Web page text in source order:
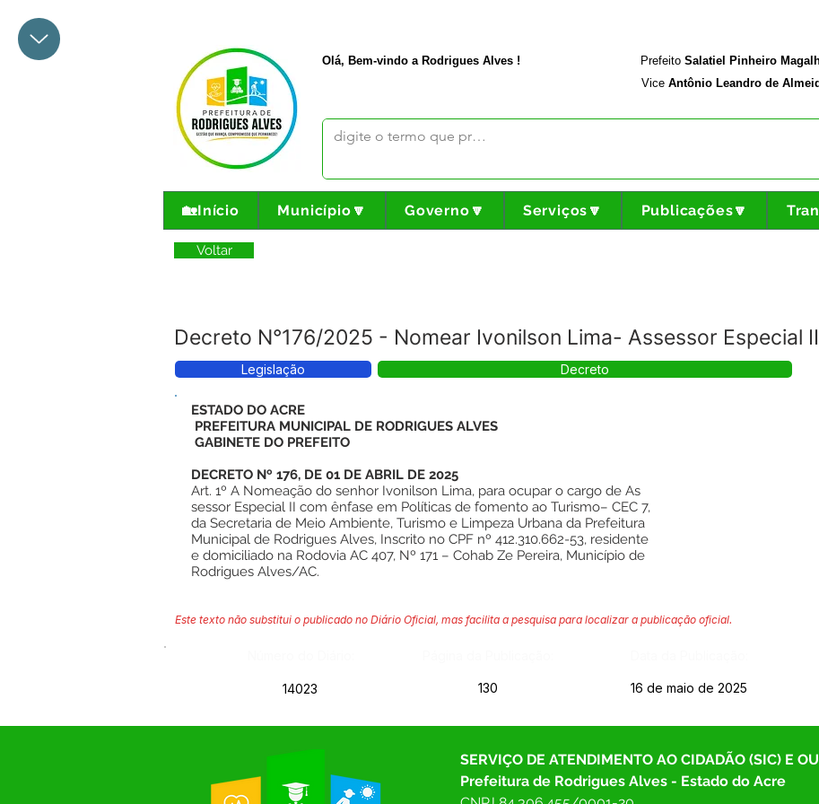
Olá, Bem-vindo a Rodrigues Alves ! Prefeito Salatiel Pinheiro
Vice Antônio Leandro de
🏡Início Município🔽 Governo🔽 Serviços🔽 Publicações🔽
Voltar
Decreto N°176/2025 - Nomear Ivonilson Lima- Assessor Especial II
Legislação Decreto
ESTADO DO ACRE
PREFEITURA MUNICIPAL DE RODRIGUES ALVES
GABINETE DO PREFEITO
DECRETO Nº 176, DE 01 DE ABRIL DE 2025
Art. 1º A Nomeação do senhor Ivonilson Lima, para ocupar o cargo de As
sessor Especial II com ênfase em Políticas de fomento ao Turismo– CEC 7,
da Secretaria de Meio Ambiente, Turismo e Limpeza Urbana da Prefeitura
Municipal de Rodrigues Alves, Inscrito no CPF nº 412.310.662-53, residente
e domiciliado na Rodovia AC 407, Nº 171 – Cohab Ze Pereira, Município de
Rodrigues Alves/AC.
Este texto não substitui o publicado no Diário Oficial, mas facilita a pesquisa para localizar a publicação oficial.
14023 130 16 de maio de 2025
SERVIÇO DE ATENDIMENTO AO CIDADÃO (SIC) E
Prefeitura de Rodrigues Alves - Estado do Acre